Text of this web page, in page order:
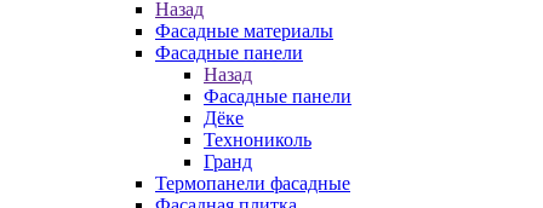
Назад
Фасадные материалы
Фасадные панели
Назад
Фасадные панели
Дёке
Технониколь
Гранд
Термопанели фасадные